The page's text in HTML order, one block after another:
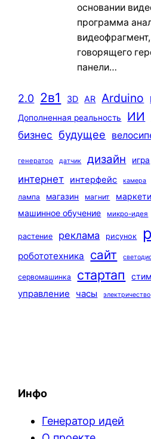
основании
программа
говорящего
панели…
2.0 2в1 3D AR Arduino
Дополненная реальность ИИ
бизнес будущее
генератор датчик дизайн игра
интернет интерфейс камера
лампа
магазин магнит
машинное обучение
микро-идея
растение реклама рисунок
робототехника сайт
сервомашинка стартап
управление часы электричество
Инфо
Генератор идей